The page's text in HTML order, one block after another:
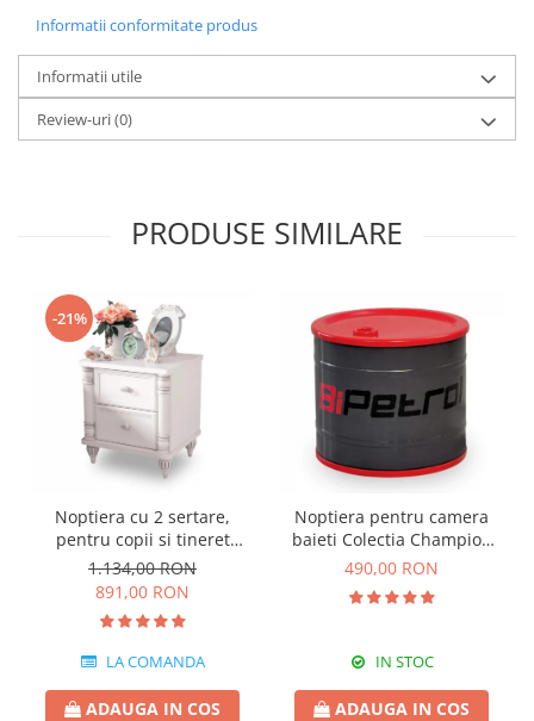
Informatii conformitate produs
Informatii utile
Review-uri(0)
PRODUSE SIMILARE
-21%
Noptiera cu 2 sertare,
pentru copii si tineret
Colectia Romantic,
50x42x56 cm
1.134,00 RON
891,00 RON
LA COMANDA
ADAUGA IN COS
Noptiera pentru camera
baieti Colectia Champion
Racer
490,00 RON
IN STOC
ADAUGA IN COS